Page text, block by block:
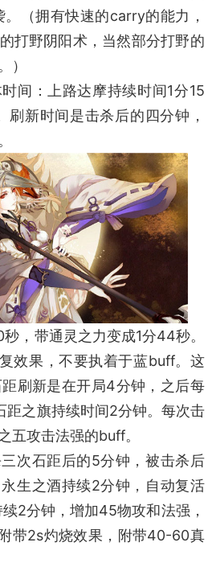
（拥有快速的carry的能力，
打野阴阳术，当然部分打野的
）
间：上路达摩持续时间1分15
刷新时间是击杀后的四分钟，
，带通灵之力变成1分44秒。
效果，不要执着于蓝buff。这
刷新是在开局4分钟，之后每
距之旗持续时间2分钟。每次击
五攻击法强的buff。
次石距后的5分钟，被击杀后
生之酒持续2分钟，自动复活
2分钟，增加45物攻和法强，
带2s灼烧效果，附带40-60真